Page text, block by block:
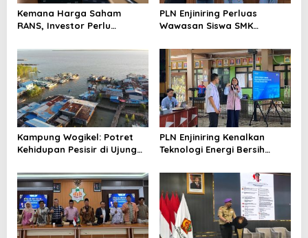
Kemana Harga Saham
RANS, Investor Perlu
Menghindari Spekulasi
Berlebihan
PLN Enjiniring Perluas
Wawasan Siswa SMK
Perubahan Iklim
Kampung Wogikel: Potret
Kehidupan Pesisir di Ujung
Bertahan di Tengah
Keterbatasan
PLN Enjiniring Kenalkan
Teknologi Energi Bersih